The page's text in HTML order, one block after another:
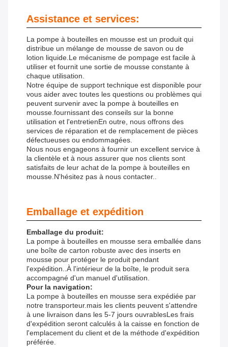
Assistance et services:
La pompe à bouteilles en mousse est un produit qui
distribue un mélange de mousse de savon ou de
lotion liquide.Le mécanisme de pompage est facile à
utiliser et fournit une sortie de mousse constante à
chaque utilisation.
Notre équipe de support technique est disponible pour
vous aider avec toutes les questions ou problèmes qui
peuvent survenir avec la pompe à bouteilles en
mousse.fournissant des conseils sur la bonne
utilisation et l'entretienEn outre, nous offrons des
services de réparation et de remplacement de pièces
défectueuses ou endommagées.
Nous nous engageons à fournir un excellent service à
la clientèle et à nous assurer que nos clients sont
satisfaits de leur achat de la pompe à bouteilles en
mousse.N'hésitez pas à nous contacter..
Emballage et expédition
Emballage du produit:
La pompe à bouteilles en mousse sera emballée dans
une boîte de carton robuste avec des inserts en
mousse pour protéger le produit pendant
l'expédition..À l'intérieur de la boîte, le produit sera
accompagné d'un manuel d'utilisation.
Pour la navigation:
La pompe à bouteilles en mousse sera expédiée par
notre transporteur.mais les clients peuvent s'attendre
à une livraison dans les 5-7 jours ouvrablesLes frais
d'expédition seront calculés à la caisse en fonction de
l'emplacement du client et de la méthode d'expédition
préférée.